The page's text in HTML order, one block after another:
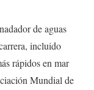
de aguas
incluido
rápidos en mar
Mundial de